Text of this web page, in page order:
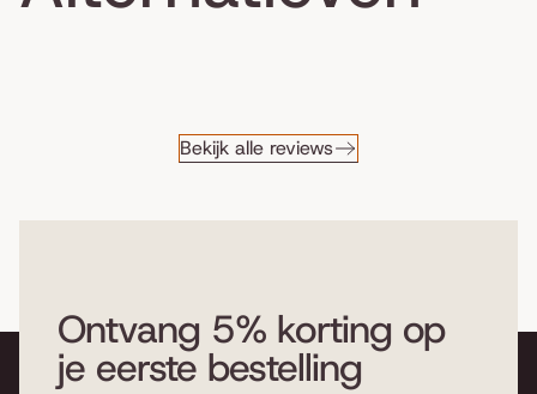
Bekijk alle reviews
Ontvang 5% korting op
je eerste bestelling